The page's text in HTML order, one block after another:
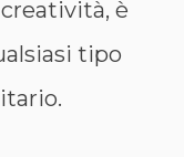
è
tipo